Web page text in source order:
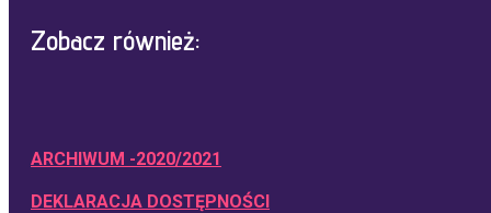
Zobacz również:
ARCHIWUM -2020/2021
DEKLARACJA DOSTĘPNOŚCI